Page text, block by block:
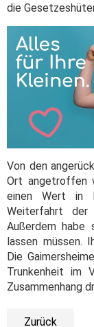
die
Von den
Ort angetroffen
einen Wert in
Weiterfahrt der
Außerdem habe
lassen müssen.
Die
Trunkenheit im
Zusammenhang
Zurück